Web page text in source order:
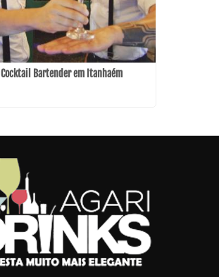
Cocktail Bartender em Itanhaém